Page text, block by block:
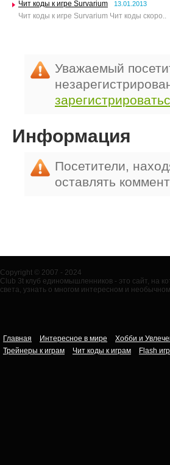
Чит коды к игре Survarium 13.01.2013
Чит коды к игре Survarium Чит коды скоро..
Уважаемый
Информация
Посетители,
оставлять
Copyright © 2007 - 2024
Club 3t клуб единомышленников - это сайт, на
света, узнать о многом интересном и
Главная Интересное в мире Хобби и
Трейнеры к играм
Чит коды к играм Flash